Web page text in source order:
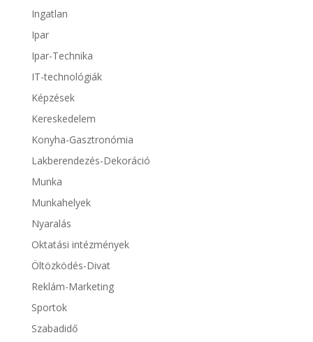
Ingatlan
Ipar
Ipar-Technika
IT-technológiák
Képzések
Kereskedelem
Konyha-Gasztronómia
Lakberendezés-Dekoráció
Munka
Munkahelyek
Nyaralás
Oktatási intézmények
Öltözködés-Divat
Reklám-Marketing
Sportok
Szabadidő